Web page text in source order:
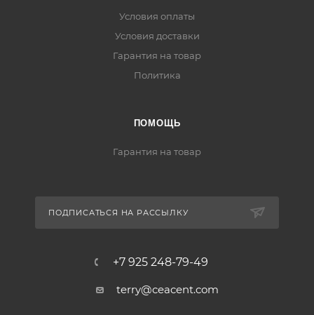
Условия оплаты
Условия доставки
Гарантия на товар
Политика
ПОМОЩЬ
Гарантия на товар
ПОДПИСАТЬСЯ НА РАССЫЛКУ
+7 925 248-79-49
terry@ceacent.com